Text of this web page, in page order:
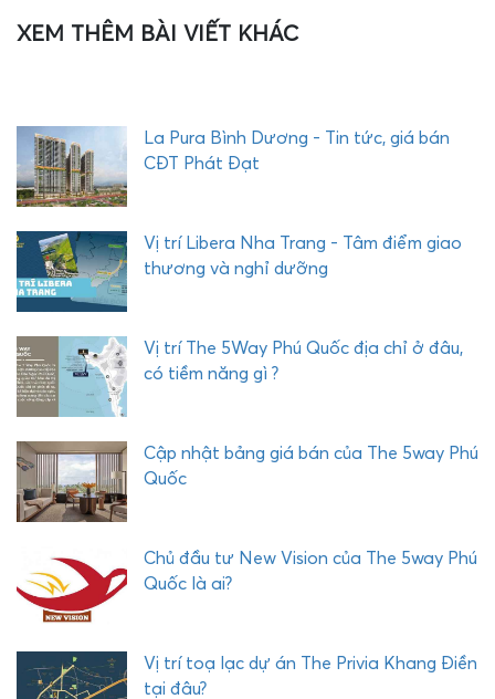
XEM THÊM BÀI VIẾT KHÁC
La Pura Bình Dương - Tin tức, giá bán
CĐT Phát Đạt
Vị trí Libera Nha Trang - Tâm điểm giao
thương và nghỉ dưỡng
Vị trí The 5Way Phú Quốc địa chỉ ở đâu,
có tiềm năng gì ?
Cập nhật bảng giá bán của The 5way Phú
Quốc
Chủ đầu tư New Vision của The 5way Phú
Quốc là ai?
Vị trí toạ lạc dự án The Privia Khang Điền
tại đâu?